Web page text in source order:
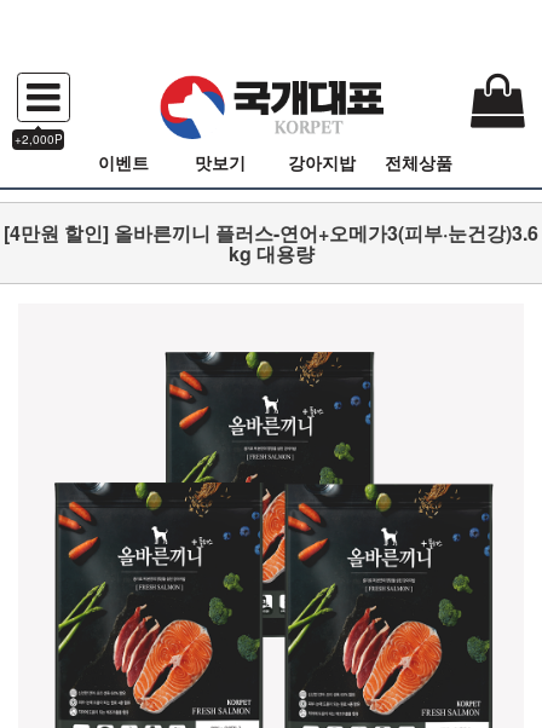
+2,000P
이벤트 맛보기 강아지밥 전체상품
[4만원 할인] 올바른끼니 플러스-연어+오메가3(피부·눈건강)3.6
kg 대용량